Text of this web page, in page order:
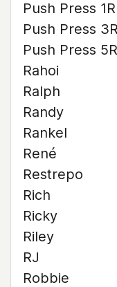
Push Press
Push Press
Push Press
Rahoi
Ralph
Randy
Rankel
René
Restrepo
Rich
Ricky
Riley
RJ
Robbie